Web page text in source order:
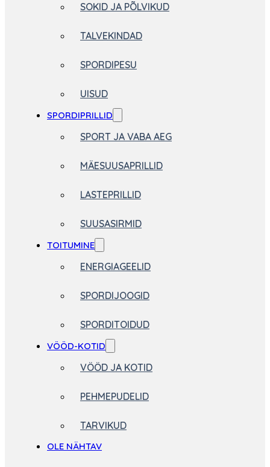
SOKID JA PÕLVIKUD
TALVEKINDAD
SPORDIPESU
UISUD
SPORDIPRILLID
SPORT JA VABA AEG
MÄESUUSAPRILLID
LASTEPRILLID
SUUSASIRMID
TOITUMINE
ENERGIAGEELID
SPORDIJOOGID
SPORDITOIDUD
VÖÖD-KOTID
VÖÖD JA KOTID
PEHMEPUDELID
TARVIKUD
OLE NÄHTAV